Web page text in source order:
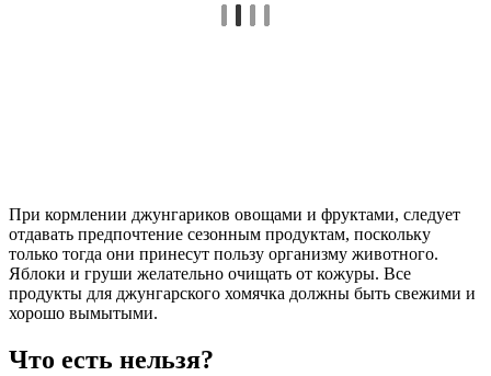
При кормлении джунгариков овощами и фруктами, следует
отдавать предпочтение сезонным продуктам, поскольку
только тогда они принесут пользу организму животного.
Яблоки и груши желательно очищать от кожуры. Все
продукты для джунгарского хомячка должны быть свежими и
хорошо вымытыми.
Что есть нельзя?